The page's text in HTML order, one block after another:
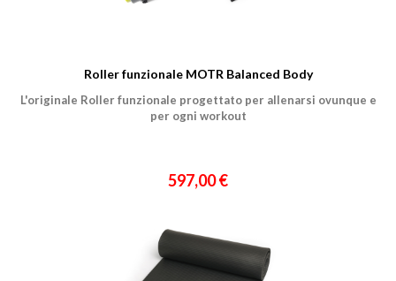
Roller funzionale MOTR Balanced Body
L'originale Roller funzionale progettato per allenarsi ovunque e
per ogni workout
597,00 €